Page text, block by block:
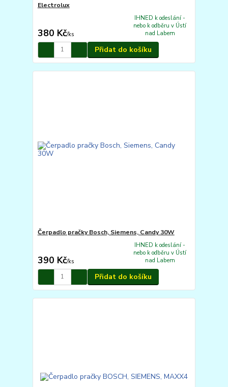
Electrolux
380 Kč/ks
IHNED k odeslání -
nebo k odběru v Ústí
nad Labem
Přidat do košíku
Čerpadlo pračky Bosch, Siemens, Candy 30W
390 Kč/ks
IHNED k odeslání -
nebo k odběru v Ústí
nad Labem
Přidat do košíku